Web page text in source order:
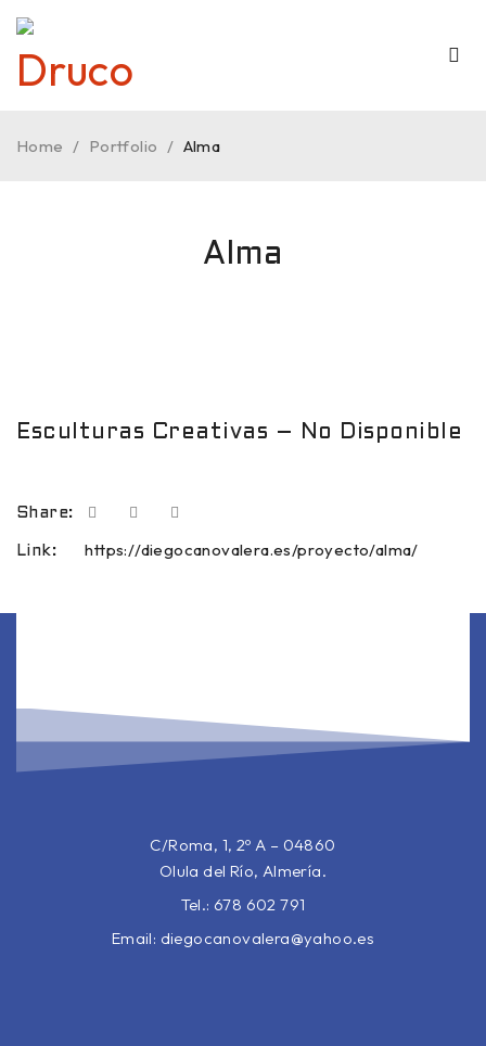
Home / Portfolio / Alma
Alma
Esculturas Creativas – No Disponible
Share:
Link: https://diegocanovalera.es/proyecto/alma/
C/Roma, 1, 2º A – 04860
Olula del Río, Almería.
Tel.: 678 602 791
Email: diegocanovalera@yahoo.es